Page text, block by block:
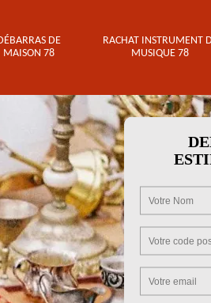
DE
MAISON 78
RACHAT INSTRUMENT
MUSIQUE 78